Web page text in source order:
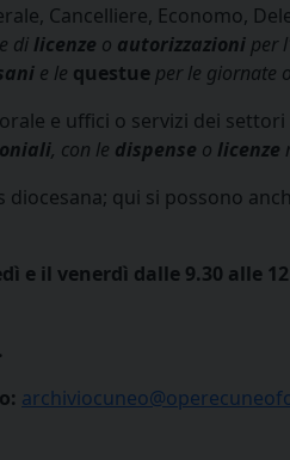
Cancelliere, Economo,
e di licenze o autorizzazioni per
e le questue per le giornate
e uffici o servizi dei settori
, con le dispense o licenze
qui si possono
e il venerdì dalle 9.30 alle 12